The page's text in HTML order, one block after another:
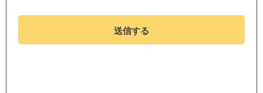
送信する